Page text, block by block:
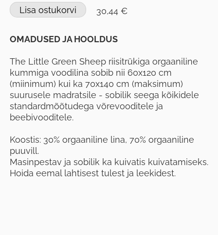
Lisa ostukorvi 30,44 €
OMADUSED JA HOOLDUS
The Little Green Sheep riisitrükiga orgaaniline
kummiga voodilina sobib nii 60x120 cm
(miinimum) kui ka 70x140 cm (maksimum)
suurusele madratsile - sobilik seega kõikidele
standardmõõtudega võrevooditele ja
beebivooditele.
Koostis: 30% orgaaniline lina, 70% orgaaniline
puuvill.
Masinpestav ja sobilik ka kuivatis kuivatamiseks.
Hoida eemal lahtisest tulest ja leekidest.